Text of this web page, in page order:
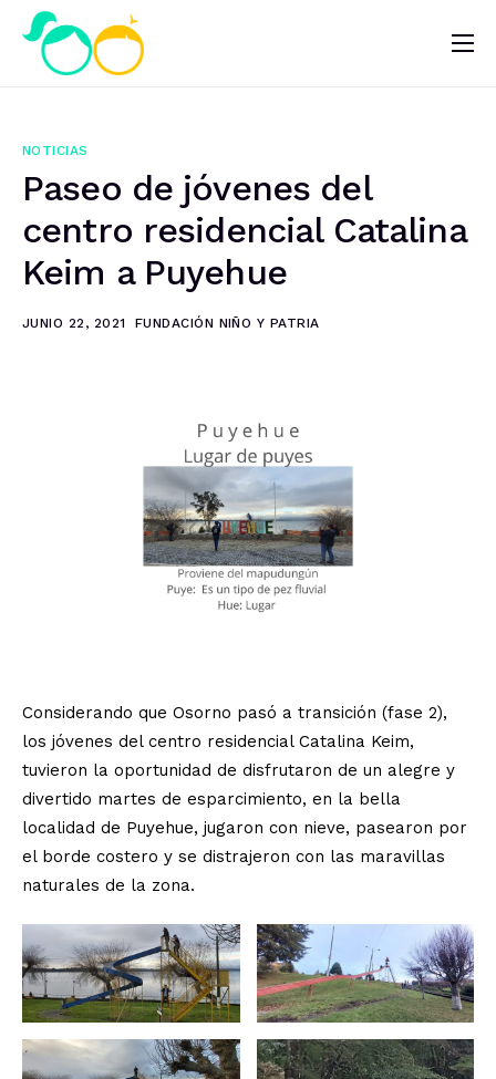
Nosotros
Noticias
¿Quieres ayudar?
NOTICIAS
Paseo de jóvenes del
centro residencial Catalina
Keim a Puyehue
JUNIO 22, 2021 FUNDACIÓN NIÑO Y PATRIA
Considerando que Osorno pasó a transición (fase 2),
los jóvenes del centro residencial Catalina Keim,
tuvieron la oportunidad de disfrutaron de un alegre y
divertido martes de esparcimiento, en la bella
localidad de Puyehue, jugaron con nieve, pasearon por
el borde costero y se distrajeron con las maravillas
naturales de la zona.